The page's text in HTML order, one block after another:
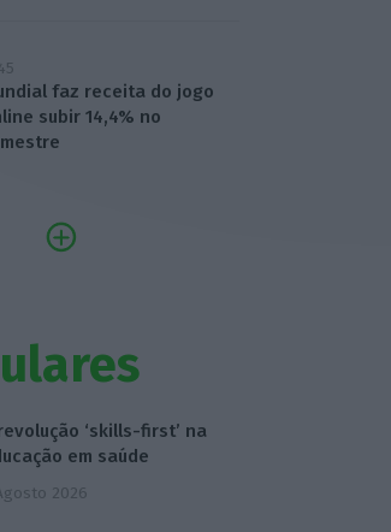
faz receita do jogo
subir 14,4% no
‘skills-first’ na
em saúde
2026